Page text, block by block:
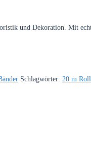
und Dekoration. Mit
Schlagwörter: 20 m